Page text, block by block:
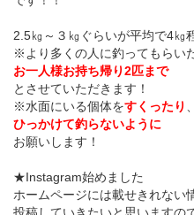
2.5㎏～３㎏ぐらいが平均で4㎏
※より多くの人に釣ってもらい
お一人様お持ち帰り2匹まで
とさせていただきます！
※水面にいる個体をすくったり 、
ひっかけて釣らないように
お願いします！
★Instagram始めました
ホームページには載せきれない